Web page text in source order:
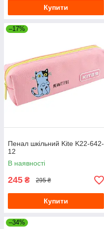
Купити
–17%
Пенал шкільний Kite K22-642-
12
В наявності
245 ₴ 295 ₴
Купити
–34%